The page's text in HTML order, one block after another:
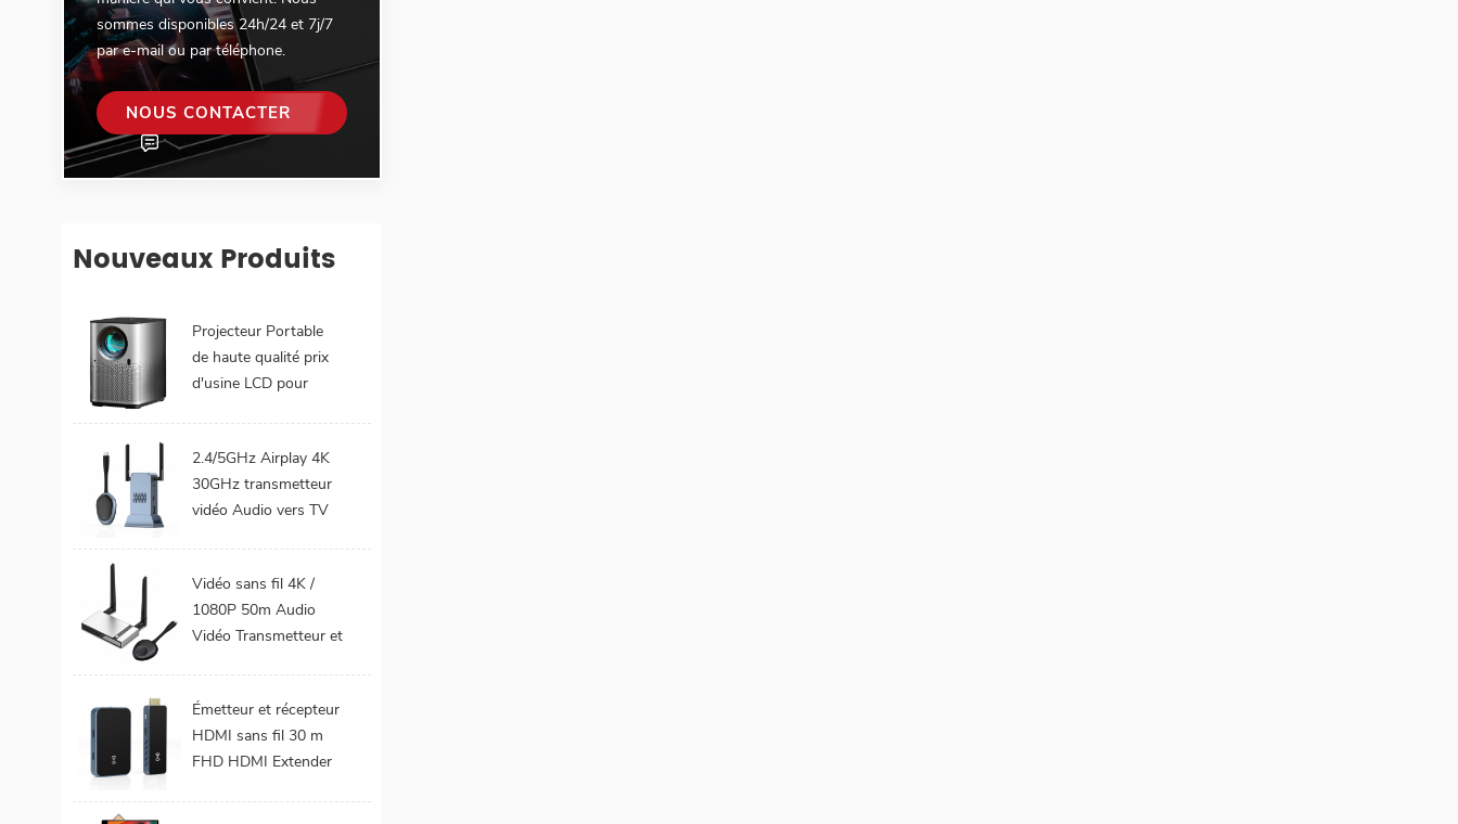
sommes disponibles 24h/24 et 7j/7
par e-mail ou par téléphone.
NOUS CONTACTER
Nouveaux Produits
Projecteur Portable
de haute qualité prix
d'usine LCD pour
Android 9.0 16GB
32GB WiFi Home
cinéma
2.4/5GHz Airplay 4K
30GHz transmetteur
vidéo Audio vers TV
émetteur et récepteur
HDMI sans fil
Vidéo sans fil 4K /
1080P 50m Audio
Vidéo Transmetteur et
moniteur TV
Émetteur et récepteur
HDMI sans fil 30 m
FHD HDMI Extender